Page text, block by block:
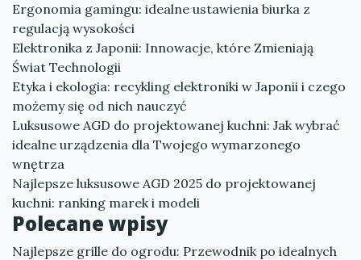
Ergonomia gamingu: idealne ustawienia biurka z
regulacją wysokości
Elektronika z Japonii: Innowacje, które Zmieniają
Świat Technologii
Etyka i ekologia: recykling elektroniki w Japonii i czego
możemy się od nich nauczyć
Luksusowe AGD do projektowanej kuchni: Jak wybrać
idealne urządzenia dla Twojego wymarzonego
wnętrza
Najlepsze luksusowe AGD 2025 do projektowanej
kuchni: ranking marek i modeli
Polecane wpisy
Najlepsze grille do ogrodu: Przewodnik po idealnych